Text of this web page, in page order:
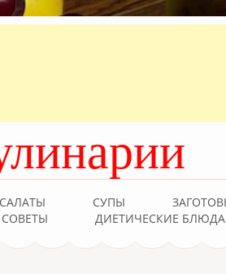
САЛАТЫ СУПЫ
ДИЕТИЧЕСКИЕ БЛЮДА